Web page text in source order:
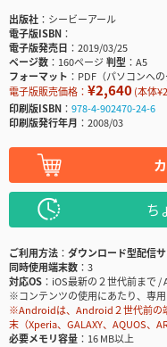
出版社
シービーアール
電子版ISBN
電子版発売日
2019/03/25
ページ数
160ページ判型
A5
フォーマット
PDF（パソコンへ
電子版販売価格： ¥2,640(本体
印刷版ISBN
978-4-902470-24-6
印刷版発行年月
2008/03
ち
ご利用方法
ダウンロード型配信サ
同時使用端末数
3
対応OS
iOS最新の２世代前まで
※コンテンツの使用にあたり、専
※Androidは、Android２世代前の
末（Xperia、GALAXY、AQUOS、
必要メモリ容量
16 MB以上